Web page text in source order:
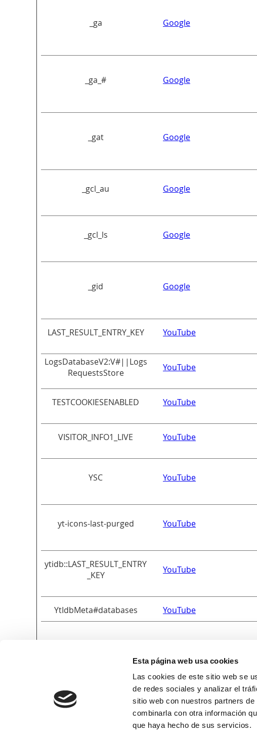
Esta página web usa cookies
Las cookies de este sitio web se
de redes sociales y analizar el
sitio web con nuestros partners
combinarla con otra información
que haya hecho de sus servicios.
_ga Google
_ga_# Google
_gat Google
_gcl_au Google
_gcl_ls Google
_gid Google
LAST_RESULT_ENTRY_KEY YouTube
LogsDatabaseV2:V#||Logs
RequestsStore
YouTube
TESTCOOKIESENABLED YouTube
VISITOR_INFO1_LIVE YouTube
YSC YouTube
yt-icons-last-purged YouTube
ytidb::LAST_RESULT_ENTRY
_KEY
YouTube
YtIdbMeta#databases YouTube